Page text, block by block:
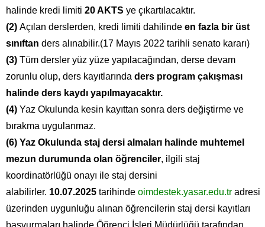
halinde kredi limiti 20 AKTS ye çıkartılacaktır.
(2) Açılan derslerden, kredi limiti dahilinde en fazla bir üst
sınıftan ders alınabilir.(17 Mayıs 2022 tarihli senato kararı)
(3) Tüm dersler yüz yüze yapılacağından, derse devam
zorunlu olup, ders kayıtlarında ders program çakışması
halinde ders kaydı yapılmayacaktır.
(4) Yaz Okulunda kesin kayıttan sonra ders değiştirme ve
bırakma uygulanmaz.
(6) Yaz Okulunda staj dersi almaları halinde muhtemel
mezun durumunda olan öğrenciler, ilgili staj
koordinatörlüğü onayı ile staj dersini
alabilirler. 10.07.2025 tarihinde oimdestek.yasar.edu.tr adresi
üzerinden uygunluğu alınan öğrencilerin staj dersi kayıtları
başvurmaları halinde Öğrenci İşleri Müdürlüğü tarafından